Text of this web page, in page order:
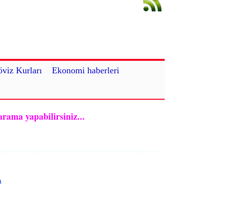
Kurları
Ekonomi haberleri
yapabilirsiniz...